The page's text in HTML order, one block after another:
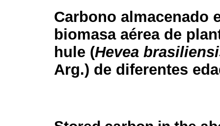
Carbono almacenado
biomasa aérea de
hule (Hevea
Arg.) de diferentes